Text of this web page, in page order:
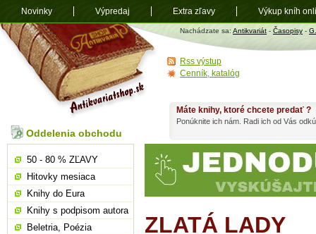
Antikvariát
shop.sk
Nachádzate sa: Antikvariát - Časopisy -
ZLATÁ LADY
Máte knihy, ktoré chcete predať ?
Ponúknite ich nám. Radi ich od Vás
Oddelenia obchodu
50 - 80 % ZĽAVY
Hitovky mesiaca
Knihy do Eura
Knihy s podpisom autora
Beletria, Poézia
Rss výstup
Cenník, katalóg
Novinky Výpredaj Extra zľavy Výkup kníh